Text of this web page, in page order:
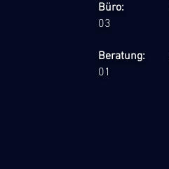
Büro:
03
Beratung:
01